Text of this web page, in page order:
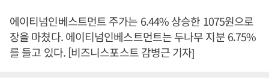
에이티넘인베스트먼트 주가는 6.44% 상승한 1075원으로
장을 마쳤다. 에이티넘인베스트먼트는 두나무 지분 6.75%
를 들고 있다. [비즈니스포스트 감병근 기자]